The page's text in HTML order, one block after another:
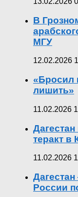
В
МГУ
12.02.2026
«Бросил
лишить»
11.02.2026
теракт
11.02.2026
России